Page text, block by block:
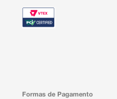
Formas de Pagamento